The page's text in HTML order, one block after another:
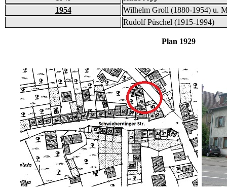
1954
Wilhelm Groll (1880-1954) u.
Rudolf Püschel (1915-1994)
Plan